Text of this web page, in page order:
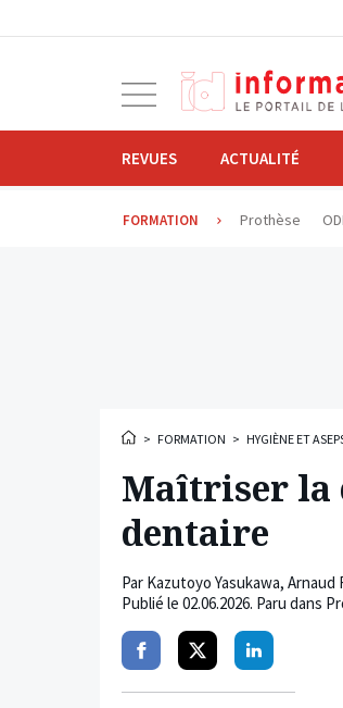
navigation
REVUES ACTUALITÉ
FORMATION Prothèse
> FORMATION > HYGIÈNE ET
Maîtriser la
dentaire
Par Kazutoyo Yasukawa, Arnaud
Publié le 02.06.2026. Paru dans
PartagerPartagerPartager